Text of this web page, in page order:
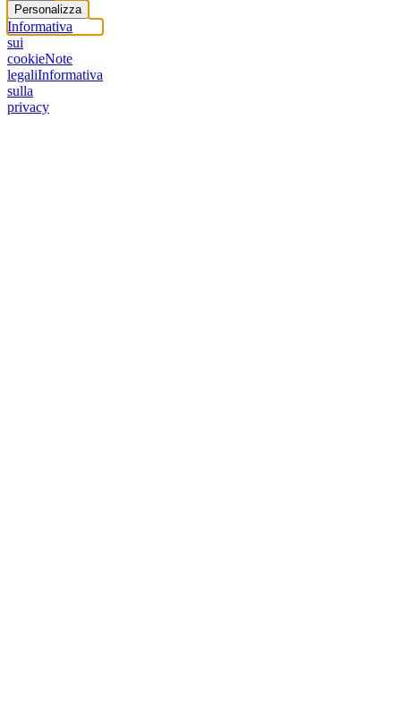
Personalizza
Informativa
sui
cookieNote
legaliInformativa
sulla
privacy